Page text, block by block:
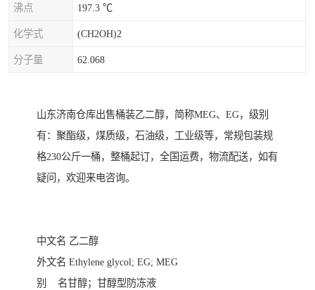
沸点 197.3 ℃
化学式 (CH2OH)2
分子量 62.068
山东济南仓库出售桶装乙二醇，简称MEG、EG，级别
有：聚酯级，煤质级，石油级，工业级等，常规包装规
格230公斤一桶，整桶起订，全国运费，物流配送，如有
疑问，欢迎来电咨询。
中文名 乙二醇
外文名 Ethylene glycol; EG; MEG
别 名甘醇；甘醇型防冻液